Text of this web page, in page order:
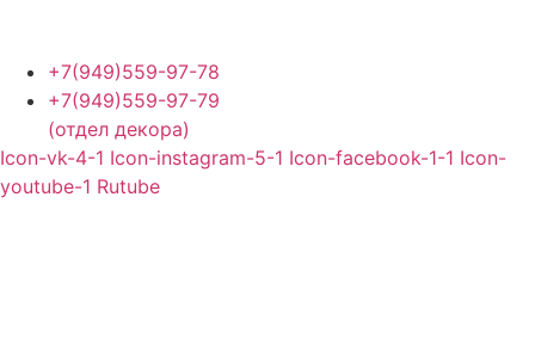
содержимому
+7(949)559-97-78
+7(949)559-97-79
(отдел декора)
Icon-vk-4-1 Icon-instagram-5-1 Icon-facebook-1-1 Icon-
youtube-1 Rutube